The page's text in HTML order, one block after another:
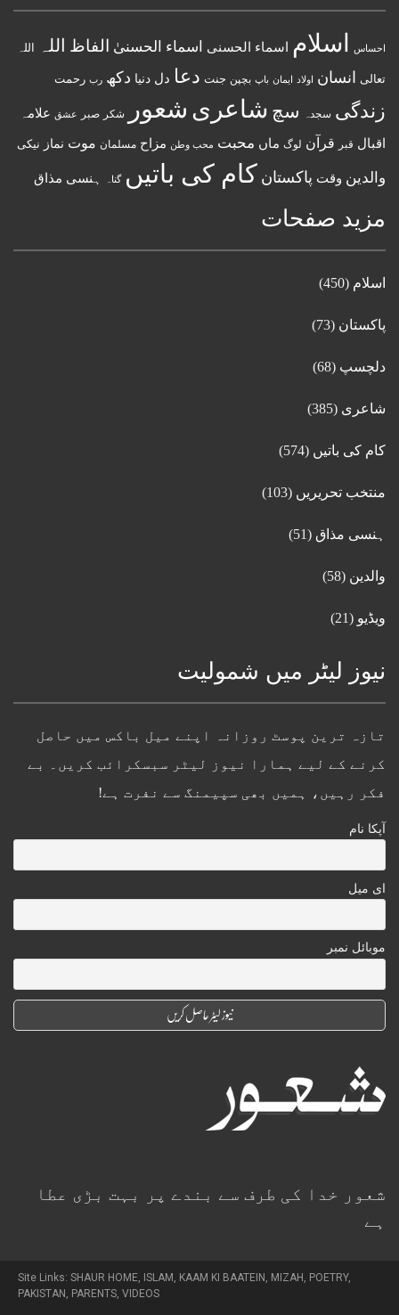
احساس اسلام اسماء الحسنى اسماء الحسنیٰ الفاظ اللہ اللہ
تعالی انسان اولاد ایمان باپ بچپن جنت دعا دل دنیا دکھ رب رحمت
زندگی سجدہ سچ شاعری شعور شکر صبر عشق علامہ
اقبال قبر قرآن لوگ ماں محبت محب وطن مزاح مسلمان موت نماز نیکی
والدین وقت پاکستان کام کی باتیں گناہ ہنسی مذاق
مزید صفحات
اسلام (450)
پاکستان (73)
دلچسپ (68)
شاعری (385)
کام کی باتیں (574)
منتخب تحریریں (103)
ہنسی مذاق (51)
والدین (58)
ویڈیو (21)
نیوز لیٹر میں شمولیت
تازہ ترین پوسٹ روزانہ اپنے میل باکس میں حاصل
کرنے کے لیے ہمارا نیوز لیٹر سبسکرائب کریں۔ بے
فکر رہیں، ہمیں بھی سپیمنگ سے نفرت ہے!
آپکا نام
ای میل
موبائل نمبر
شعور خدا کی طرف سے بندے پر بہت بڑی عطا
ہے
Site Links: SHAUR HOME, ISLAM , KAAM KI BAATEIN , MIZAH , POETRY,
PAKISTAN , PARENTS, VIDEOS